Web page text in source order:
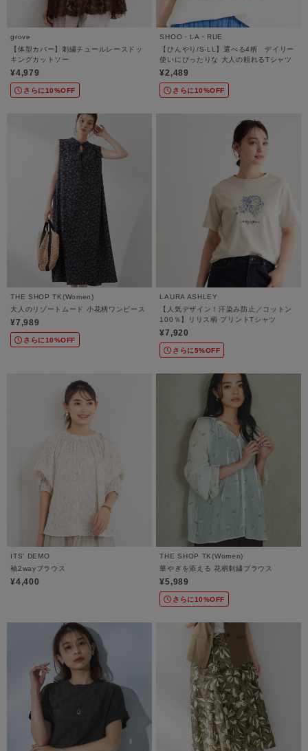
grove
【体型カバー】刺繍チュールレースドッ
キングカットソー
¥4,979
さらに10%OFF
SHOO・LA・RUE
【ひんやり/S-LL】選べる4柄 デイリー
使いにぴったりな 大人の頼れるTシャツ
¥2,489
さらに10%OFF
THE SHOP TK(Women)
大人のリゾートムード 小花柄ワンピース
¥7,989
さらに10%OFF
LAURA ASHLEY
【人気デザイン！汗染み防止／コットン
100％】リリス柄 プリントTシャツ
¥7,920
さらに5%OFF
ITS' DEMO
袖2wayブラウス
¥4,400
THE SHOP TK(Women)
華やぎを添える 花柄刺繍ブラウス
¥5,989
さらに10%OFF